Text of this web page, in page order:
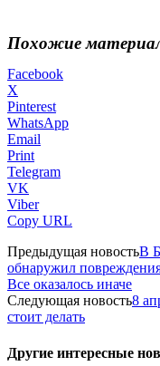
Похожие
Facebook
X
Pinterest
WhatsApp
Email
Print
Telegram
VK
Viber
Copy URL
Предыдущая новостьВ
обнаружил
Все оказалось иначе
Следующая новость8
стоит делать
Другие интересные